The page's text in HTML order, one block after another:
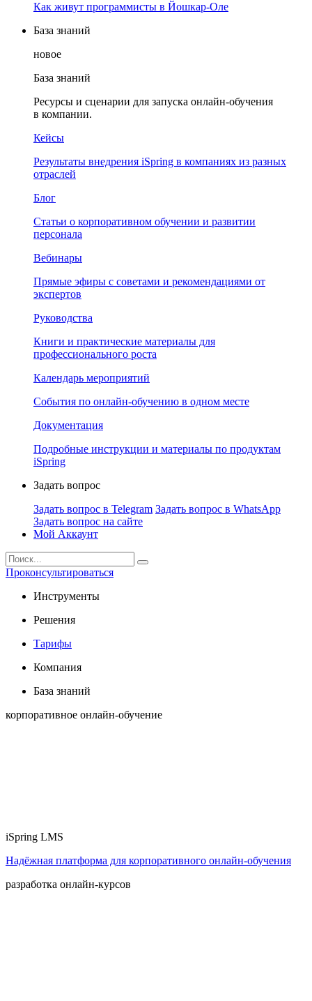
Как живут программисты в Йошкар‑Оле
База знаний
новое
База знаний
Ресурсы и сценарии для запуска онлайн-обучения
в компании.
Кейсы
Результаты внедрения iSpring в компаниях из разных
отраслей
Блог
Статьи о корпоративном обучении и развитии
персонала
Вебинары
Прямые эфиры с советами и рекомендациями от
экспертов
Руководства
Книги и практические материалы для
профессионального роста
Календарь мероприятий
События по онлайн-обучению в одном месте
Документация
Подробные инструкции и материалы по продуктам
iSpring
Задать вопрос
Задать вопрос в Telegram Задать вопрос в WhatsApp
Задать вопрос на сайте
Мой Аккаунт
Проконсультироваться
Инструменты
Решения
Тарифы
Компания
База знаний
корпоративное онлайн-обучение
iSpring LMS
Надёжная платформа для корпоративного онлайн‑обучения
разработка онлайн-курсов